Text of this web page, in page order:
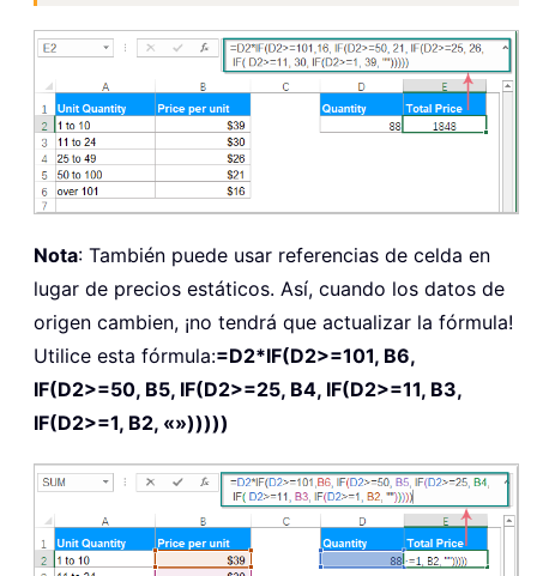
Nota: También puede usar referencias de celda en
lugar de precios estáticos. Así, cuando los datos de
origen cambien, ¡no tendrá que actualizar la fórmula!
Utilice esta fórmula:=D2*IF(D2>=101, B6,
IF(D2>=50, B5, IF(D2>=25, B4, IF(D2>=11, B3,
IF(D2>=1, B2, «»)))))